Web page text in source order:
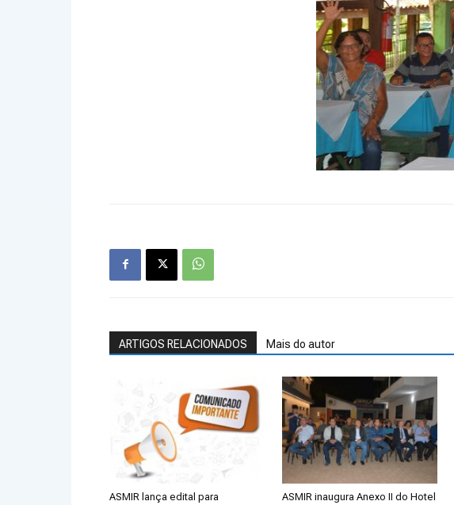
ARTIGOS RELACIONADOS Mais do autor
ASMIR lança edital para ASMIR inaugura Anexo II do Hotel